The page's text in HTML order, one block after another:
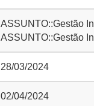
ASSUNTO::Gestão
ASSUNTO::Gestão
28/03/2024
02/04/2024